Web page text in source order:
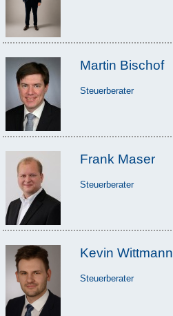
Martin Bischof
Steuerberater
Frank Maser
Steuerberater
Kevin Wittmann
Steuerberater